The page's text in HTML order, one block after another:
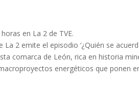
en La 2 de TVE.
2 emite el episodio ‘¿Quién se
comarca de León, rica en historia
energéticos que ponen